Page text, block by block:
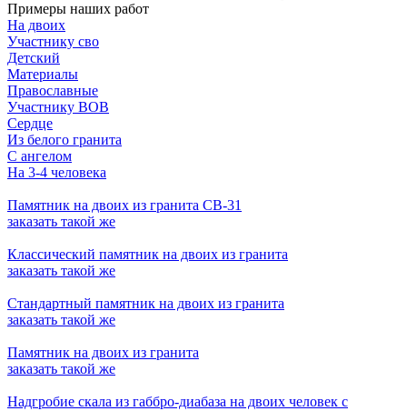
Примеры наших работ
На двоих
Участнику сво
Детский
Материалы
Православные
Участнику ВОВ
Сердце
Из белого гранита
С ангелом
На 3-4 человека
Памятник на двоих из гранита СВ-31
заказать такой же
Классический памятник на двоих из гранита
заказать такой же
Стандартный памятник на двоих из гранита
заказать такой же
Памятник на двоих из гранита
заказать такой же
Надгробие скала из габбро-диабаза на двоих человек с